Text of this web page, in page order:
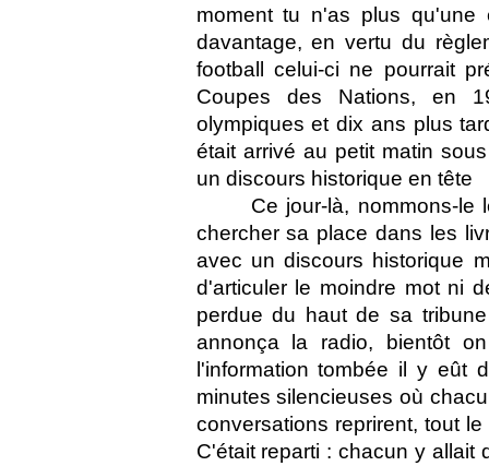
moment tu n'as plus qu'une
davantage, en vertu du
football celui-ci ne pourrait
Coupes des Nations, en
olympiques et dix ans plus
était arrivé au petit matin
un discours historique en tête 
Ce jour-là, nommons-le
chercher sa place dans les
avec un discours historique
d'articuler le moindre mot ni
perdue du haut de sa
annonça la radio, bientôt
l'information tombée il y eût
minutes silencieuses où
conversations reprirent, tout
C'était reparti : chacun y allait